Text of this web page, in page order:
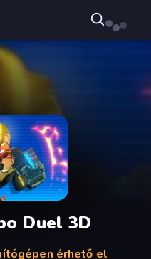
Duel 3D
érhető el